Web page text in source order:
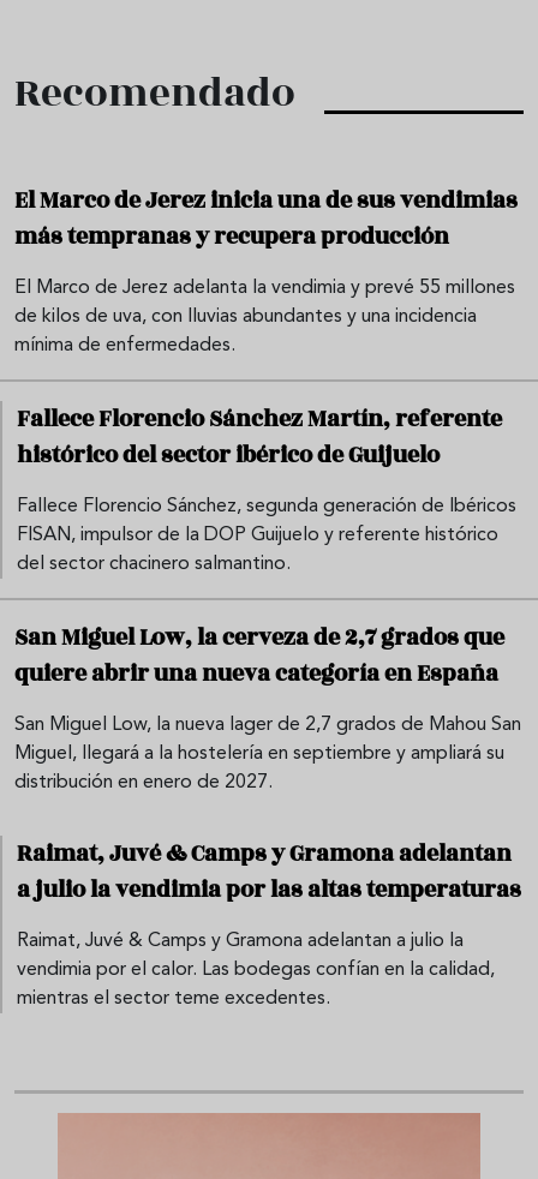
Recomendado
El Marco de Jerez inicia una de sus vendimias
más tempranas y recupera producción
El Marco de Jerez adelanta la vendimia y prevé 55 millones
de kilos de uva, con lluvias abundantes y una incidencia
mínima de enfermedades.
Fallece Florencio Sánchez Martín, referente
histórico del sector ibérico de Guijuelo
Fallece Florencio Sánchez, segunda generación de Ibéricos
FISAN, impulsor de la DOP Guijuelo y referente histórico
del sector chacinero salmantino.
San Miguel Low, la cerveza de 2,7 grados que
quiere abrir una nueva categoría en España
San Miguel Low, la nueva lager de 2,7 grados de Mahou San
Miguel, llegará a la hostelería en septiembre y ampliará su
distribución en enero de 2027.
Raimat, Juvé & Camps y Gramona adelantan
a julio la vendimia por las altas temperaturas
Raimat, Juvé & Camps y Gramona adelantan a julio la
vendimia por el calor. Las bodegas confían en la calidad,
mientras el sector teme excedentes.